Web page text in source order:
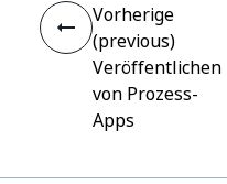
Vorherige
(previous)
Veröffentlichen
von Prozess-
Apps